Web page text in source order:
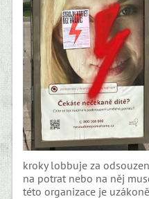
kroky lobbuje za
na potrat nebo na něj
této organizace je